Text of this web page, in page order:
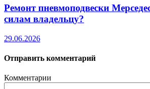
Ремонт пневмоподвески
силам владельцу?
29.06.2026
Отправить комментарий
Комментарии